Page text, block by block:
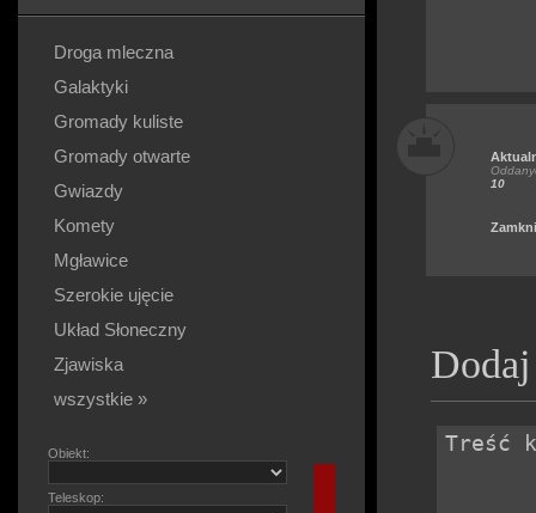
Droga mleczna
Galaktyki
Gromady kuliste
Gromady otwarte
Gwiazdy
Komety
Mgławice
Szerokie ujęcie
Układ Słoneczny
Zjawiska
wszystkie »
Obiekt:
Teleskop:
10